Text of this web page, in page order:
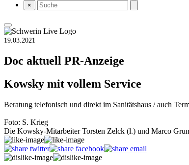
×
19.03.2021
Doc aktuell PR-Anzeige
Kowsky mit vollem Service
Beratung telefonisch und direkt im Sanitätshaus / auch
Foto: S. Krieg
Die Kowsky-Mitarbeiter Torsten Zelck (l.) und Marco